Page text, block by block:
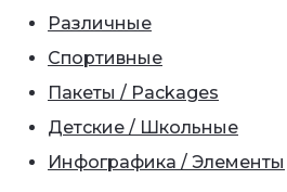
Различные
Спортивные
Пакеты / Packages
Детские / Школьные
Инфографика / Элементы